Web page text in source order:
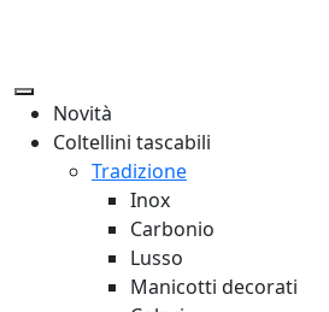
Novità
Coltellini tascabili
Tradizione
Inox
Carbonio
Lusso
Manicotti decorati